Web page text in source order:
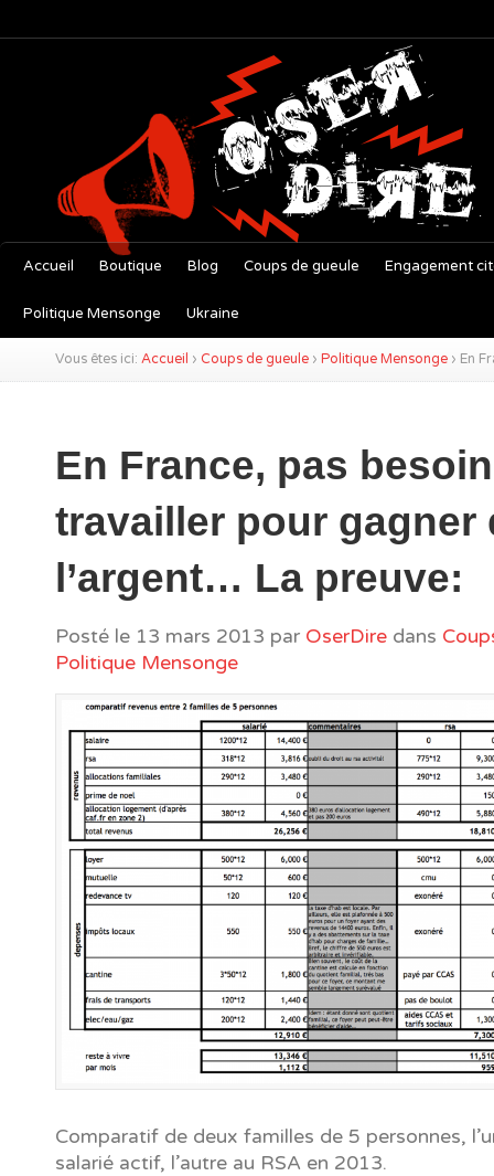
Accueil Boutique Blog Coups de gueule Engagement
Politique Mensonge Ukraine
Vous êtes ici: Accueil › Coups de gueule › Politique Mensonge › En
En France, pas
travailler pour gagner
l’argent… La preuve:
Posté le 13 mars 2013 par OserDire dans
Politique Mensonge
Comparatif de deux familles de 5 personnes,
salarié actif, l’autre au RSA en 2013.